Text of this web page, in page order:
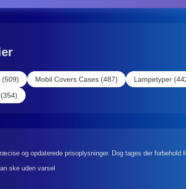
(509) Mobil Covers Cases (487) Lampetyper
og opdaterede prisoplysninger. Dog tages der forbehold
ske uden varsel